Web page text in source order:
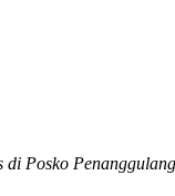
Posko